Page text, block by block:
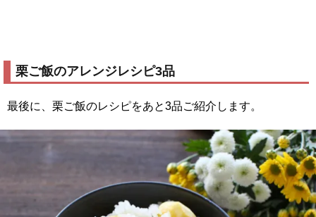
栗ご飯のアレンジレシピ3品
最後に、栗ご飯のレシピをあと3品ご紹介します。